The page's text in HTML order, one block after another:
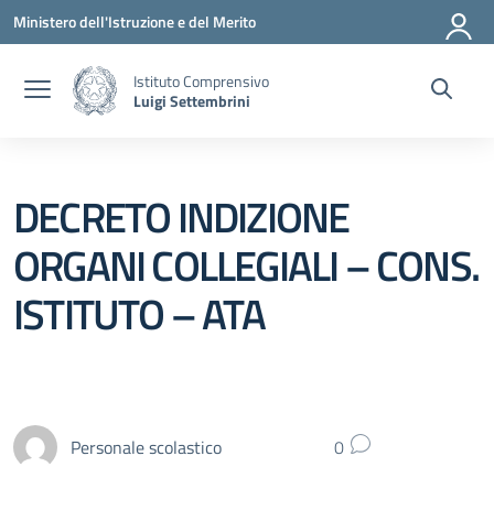
Vai ai contenuti
Vai al menu di navigazione
Vai al footer
Ministero dell'Istruzione e del Merito
Istituto Comprensivo
Luigi Settembrini
DECRETO INDIZIONE
ORGANI COLLEGIALI – CONS.
ISTITUTO – ATA
Personale scolastico 0